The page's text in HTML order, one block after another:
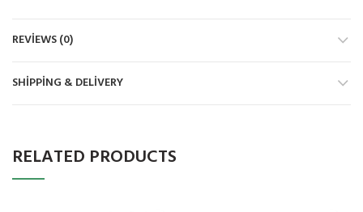
REVIEWS (0)
SHIPPING & DELIVERY
RELATED PRODUCTS